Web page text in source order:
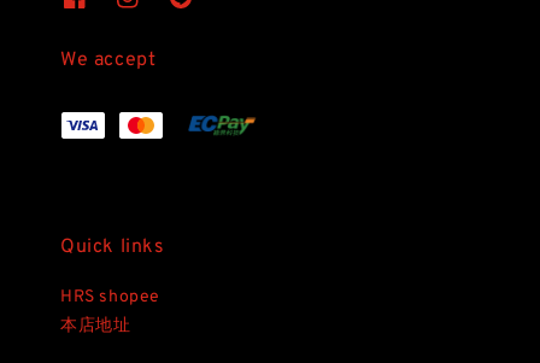
We accept
Quick links
HRS shopee
本店地址